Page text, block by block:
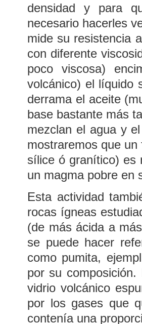
densidad y para
necesario hacerles
mide su resistencia
con diferente
poco viscosa)
volcánico) el líquido
derrama el aceite
base bastante más
mezclan el agua y
mostraremos que
sílice ó granítico) es
un magma pobre en
Esta actividad
rocas ígneas
(de más ácida a
se puede hacer
como pumita,
por su
vidrio volcánico
por los gases que
contenía una